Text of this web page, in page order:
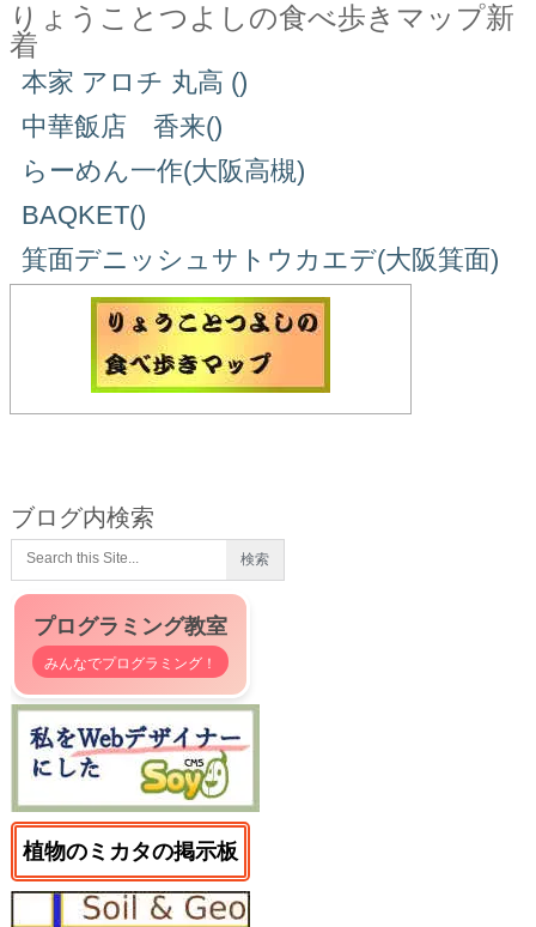
りょうことつよしの食べ歩きマップ新
着
本家 アロチ 丸高 ()
中華飯店 香来()
らーめん一作(大阪高槻)
BAQKET()
箕面デニッシュサトウカエデ(大阪箕面)
ブログ内検索
プログラミング教室
みんなでプログラミング！
植物のミカタの掲示板